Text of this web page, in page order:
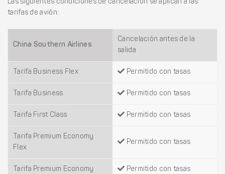
Las siguientes condiciones de cancelación se aplican a las
tarifas de avión:
China Southern Airlines
Cancelación antes de la
salida
Tarifa Business Flex Permitido con tasas
Tarifa Business Permitido con tasas
Tarifa First Class Permitido con tasas
Tarifa Premium Economy
Flex
Permitido con tasas
Tarifa Premium Economy Permitido con tasas